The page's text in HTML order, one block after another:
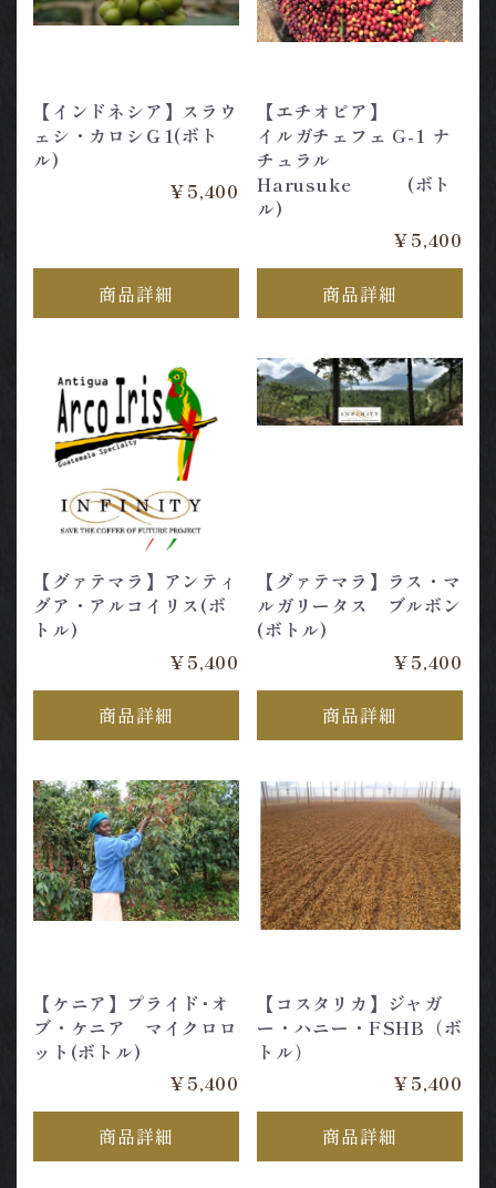
【インドネシア】スラウ
ェシ・カロシＧ1(ボト
ル)
￥5,400
商品詳細
【エチオピア】
イルガチェフェ G-1 ナ
チュラル
Harusuke (ボト
ル)
￥5,400
商品詳細
【グァテマラ】アンティ
グア・アルコイリス(ボ
トル)
￥5,400
商品詳細
【グァテマラ】ラス・マ
ルガリータス ブルボン
(ボトル)
￥5,400
商品詳細
【ケニア】プライド･オ
ブ・ケニア マイクロロ
ット(ボトル)
￥5,400
商品詳細
【コスタリカ】ジャガ
ー・ハニー・FSHB（ボ
トル）
￥5,400
商品詳細